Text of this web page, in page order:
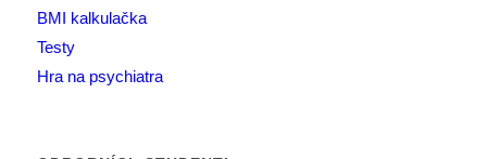
BMI kalkulačka
Testy
Hra na psychiatra